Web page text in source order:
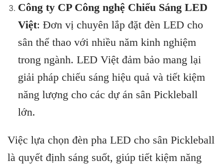
Công ty CP Công nghệ Chiếu Sáng LED
Việt: Đơn vị chuyên lắp đặt đèn LED cho
sân thể thao với nhiều năm kinh nghiệm
trong ngành. LED Việt đảm bảo mang lại
giải pháp chiếu sáng hiệu quả và tiết kiệm
năng lượng cho các dự án sân Pickleball
lớn.
Việc lựa chọn đèn pha LED cho sân Pickleball
là quyết định sáng suốt, giúp tiết kiệm năng